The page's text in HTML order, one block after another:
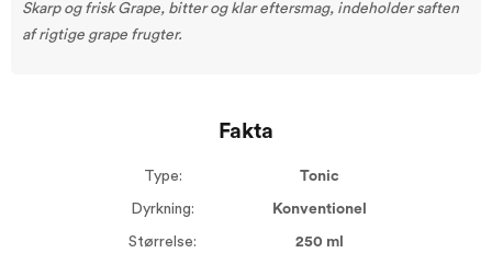
Skarp og frisk Grape, bitter og klar eftersmag, indeholder saften
af rigtige grape frugter.
Fakta
Type: Tonic
Dyrkning: Konventionel
Størrelse: 250 ml